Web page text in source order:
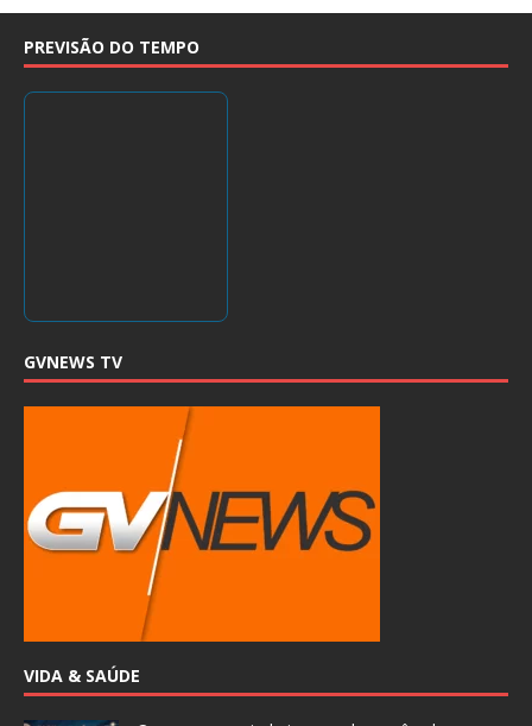
PREVISÃO DO TEMPO
GVNEWS TV
VIDA & SAÚDE